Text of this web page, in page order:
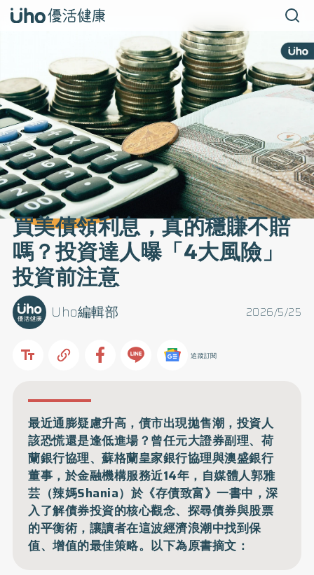
買美債領利息，真的穩賺不賠
嗎？投資達人曝「4大風險」
投資前注意
2026/5/25
Uho編輯部
追蹤訂閱
最近通膨疑慮升高，債市出現拋售潮，投資人
該恐慌還是逢低進場？曾任元大證券副理、荷
蘭銀行協理、蘇格蘭皇家銀行協理與澳盛銀行
董事，於金融機構服務近14年，自媒體人郭雅
芸（辣媽Shania）於《存債致富》一書中，深
入了解債券投資的核心觀念、探尋債券與股票
的平衡術，讓讀者在這波經濟浪潮中找到保
值、增值的最佳策略。以下為原書摘文：